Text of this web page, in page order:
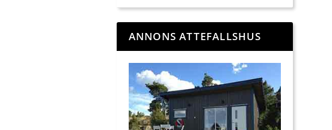
ANNONS ATTEFALLSHUS